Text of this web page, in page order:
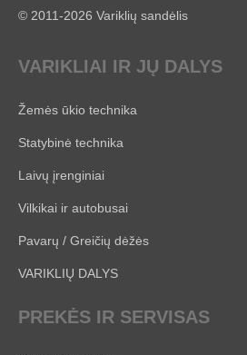
© 2011-2026 Variklių sandėlis
VARIKLIAI IR JŲ DALYS
Žemės ūkio technika
Statybinė technika
Laivų įrenginiai
Vilkikai ir autobusai
Pavarų / Greičių dėžės
VARIKLIŲ DALYS
PREKĖS IR SERVISAS